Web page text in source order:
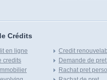
Crédits
en ligne
credits
Credit
Demande de
Rachat pret